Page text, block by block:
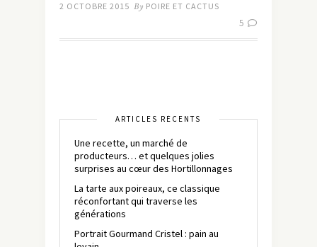
2 OCTOBRE 2015 By POIRE ET CACTUS
5
ARTICLES RÉCENTS
Une recette, un marché de
producteurs… et quelques jolies
surprises au cœur des Hortillonnages
La tarte aux poireaux, ce classique
réconfortant qui traverse les
générations
Portrait Gourmand Cristel : pain au